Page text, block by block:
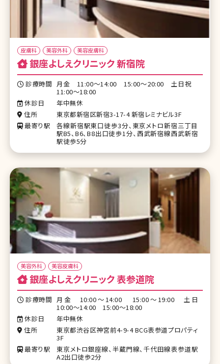
皮膚科 美容外科 美容皮膚科
銀座よしえクリニック 新宿院
診療時間 月金 11:00～14:00 15:00～20:00 土日祝
11:00～18:00
休診日
年中無休
住所
東京都新宿区新宿3-17-4 新宿レミナビル3F
最寄り駅
各線新宿駅東口徒歩3分、東京メトロ新宿三丁目
駅B5、B6、B8出口徒歩1分、西武新宿線西武新宿
駅徒歩5分
美容外科 美容皮膚科
銀座よしえクリニック 表参道院
診療時間 月金 10:00～14:00 15:00～19:00 土日
10:00～14:00 15:00～18:00
休診日
年中無休
住所
東京都渋谷区神宮前4-9-4 BCG表参道プロパティ
3F
最寄り駅
東京メトロ銀座線、半蔵門線、千代田線表参道駅
A2出口徒歩2分